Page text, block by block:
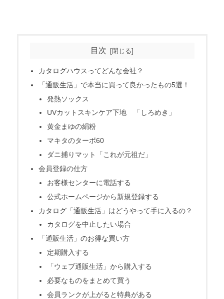
目次
カタログハウスってどんな会社？
「通販生活」で本当に買って良かったもの5選！
発熱ソックス
UVカットスキンケア下地 「しろめき」
黄金まゆの絹粉
マキタのターボ60
ダニ捕りマット「これが元祖だ」
会員登録の仕方
お客様センターに電話する
公式ホームページから新規登録する
カタログ「通販生活」はどうやって手に入るの？
カタログを中止したい場合
「通販生活」のお得な買い方
定期購入する
「ウェブ通販生活」から購入する
必要なものをまとめて買う
会員ランクが上がると特典がある